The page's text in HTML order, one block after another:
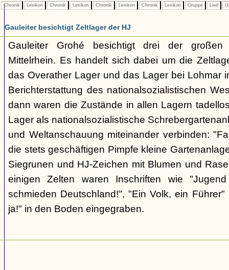
Chronik Lexikon Chronik Lexikon Chronik Lexikon Chronik Lexikon Gruppe Lied
Gauleiter besichtigt Zeltlager der HJ
Gauleiter Grohé besichtigt drei der großen
Mittelrhein. Es handelt sich dabei um die
das Overather Lager und das Lager bei Lohmar
Berichterstattung des nationalsozialistischen
dann waren die Zustände in allen Lagern
Lager als nationalsozialistische
und Weltanschauung miteinander verbinden:
die stets geschäftigen Pimpfe kleine
Siegrunen und HJ-Zeichen mit Blumen und
einigen Zelten waren Inschriften wie
schmieden Deutschland!", "Ein Volk, ein
ja!" in den Boden eingegraben.